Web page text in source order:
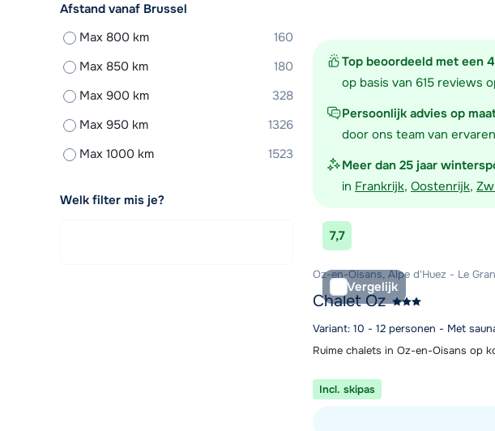
Top beoordeeld met een
op basis van 615 reviews
Persoonlijk advies op
door ons team van
Meer dan 25 jaar
in Frankrijk, Oostenrijk,
7,7
Vergelijk
Oz-en-Oisans, Alpe d'Huez - Le
Chalet Oz
Variant: 10 - 12 personen - Met
Ruime chalets in Oz-en-Oisans op
Incl. skipas
Afstand vanaf Brussel
Max 800 km
160
Max 850 km
180
Max 900 km
328
Max 950 km
1326
Max 1000 km
1523
Welk filter mis je?